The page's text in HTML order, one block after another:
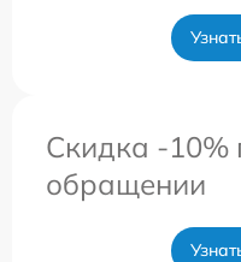
Скидка -10%
обращении